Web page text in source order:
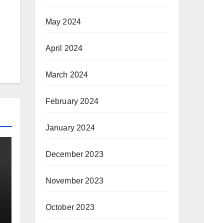
May 2024
April 2024
March 2024
February 2024
January 2024
December 2023
November 2023
October 2023